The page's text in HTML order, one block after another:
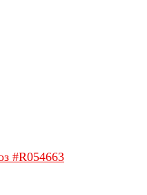
#R054663